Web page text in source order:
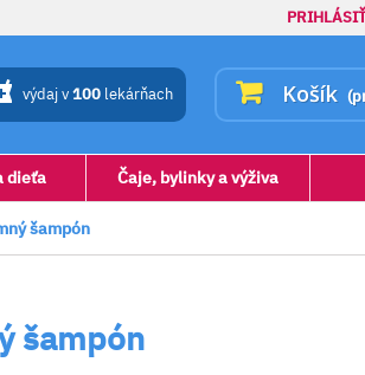
Košík
výdaj v100 lekárňach
dieťa Čaje, bylinky a výživa
šampón
šampón